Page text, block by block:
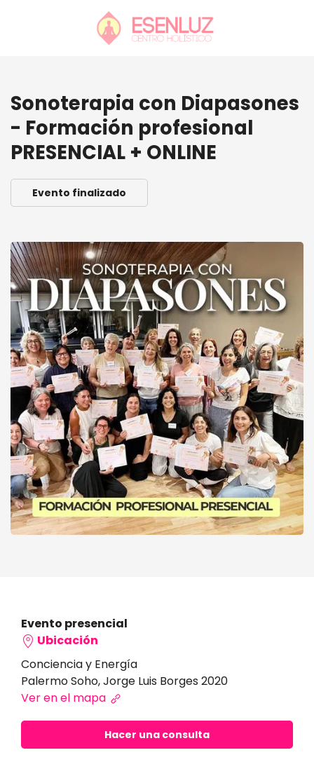
Sonoterapia con Diapasones
- Formación profesional
PRESENCIAL + ONLINE
Evento finalizado
Evento presencial
Ubicación
Conciencia y Energía
Palermo Soho, Jorge Luis Borges 2020
Ver en el mapa
Hacer una consulta